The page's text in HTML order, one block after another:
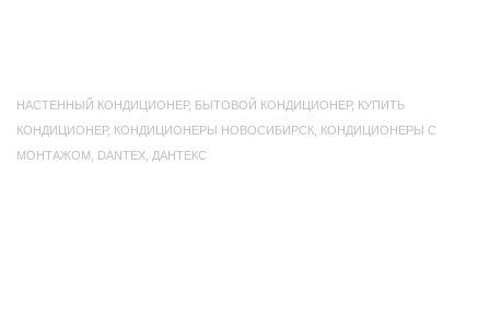
НАСТЕННЫЙ КОНДИЦИОНЕР, БЫТОВОЙ КОНДИЦИОНЕР, КУПИТЬ
КОНДИЦИОНЕР, КОНДИЦИОНЕРЫ НОВОСИБИРСК КОНДИЦИОНЕРЫ С
МОНТАЖОМ
DANTEX ДАНТЕКС